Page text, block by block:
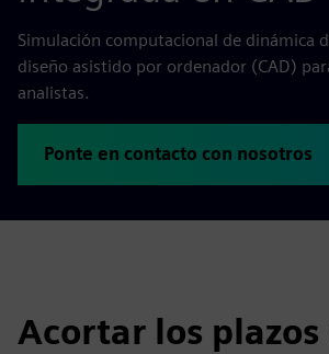
Simulación computacional de dinámica
diseño asistido por ordenador (CAD)
analistas.
Ponte en contacto con nosotros
Acortar los plazos